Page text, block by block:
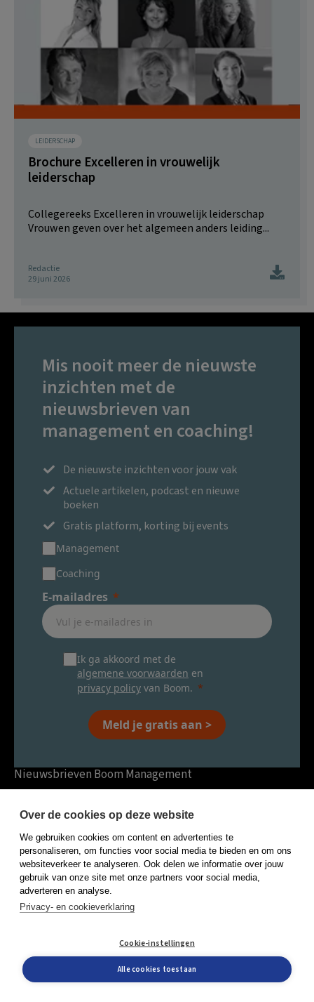
LEIDERSCHAP
Brochure Excelleren in vrouwelijk
leiderschap
Collegereeks Excelleren in vrouwelijk leiderschap
Vrouwen geven over het algemeen anders leiding...
Redactie
29 juni 2026
Mis nooit meer de nieuwste
inzichten met de
nieuwsbrieven van
management en coaching!
De nieuwste inzichten voor jouw vak
Actuele artikelen, podcast en nieuwe
boeken
Gratis platform, korting bij events
Management
Coaching
E-mailadres
Ik ga akkoord met de
algemene voorwaarden en
privacy policy van Boom.
Meld je gratis aan >
Nieuwsbrieven Boom Management
Contact
Onze shop
Linkedin
Instagram
Events
Ingezonden berichten
Blogs
Over de cookies op deze website
We gebruiken cookies om content en advertenties te
personaliseren, om functies voor social media te bieden en om ons
websiteverkeer te analyseren. Ook delen we informatie over jouw
gebruik van onze site met onze partners voor social media,
adverteren en analyse.
Privacy- en cookieverklaring
Cookie-instellingen
Alle cookies toestaan